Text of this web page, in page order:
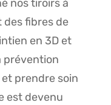
nos tiroirs à
fibres de
en 3D et
prévention
prendre soin
est devenu